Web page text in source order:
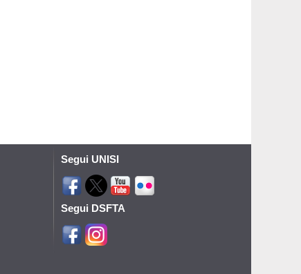
Segui UNISI
Segui DSFTA